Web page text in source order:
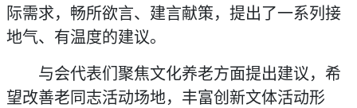
际需求，畅所欲言、建言献策，提出了一系列接
地气、有温度的建议。
与会代表们聚焦文化养老方面提出建议，希
望改善老同志活动场地，丰富创新文体活动形